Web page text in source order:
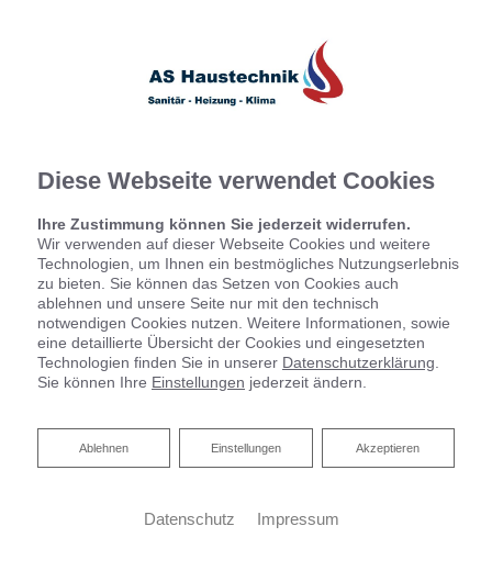
Diese Webseite verwendet Cookies
Ihre Zustimmung können Sie jederzeit widerrufen.
Wir verwenden auf dieser Webseite Cookies und weitere
Technologien, um Ihnen ein bestmögliches Nutzungserlebnis
zu bieten. Sie können das Setzen von Cookies auch
ablehnen und unsere Seite nur mit den technisch
notwendigen Cookies nutzen. Weitere Informationen, sowie
eine detaillierte Übersicht der Cookies und eingesetzten
Technologien finden Sie in unserer Datenschutzerklärung
Sie können Ihre Einstellungen jederzeit ändern.
Akzeptieren
Einstellungen
Ablehnen
Ablehnen
Datenschutz Impressum